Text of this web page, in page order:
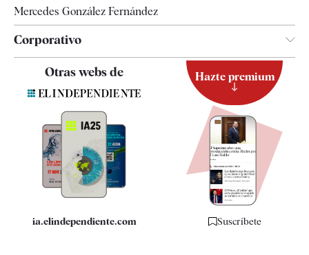
Mercedes González Fernández
Corporativo
Contacto
Quiénes somos
Especificaciones
Otras webs de
ia.elindependiente.com
Hazte premium
Suscríbete